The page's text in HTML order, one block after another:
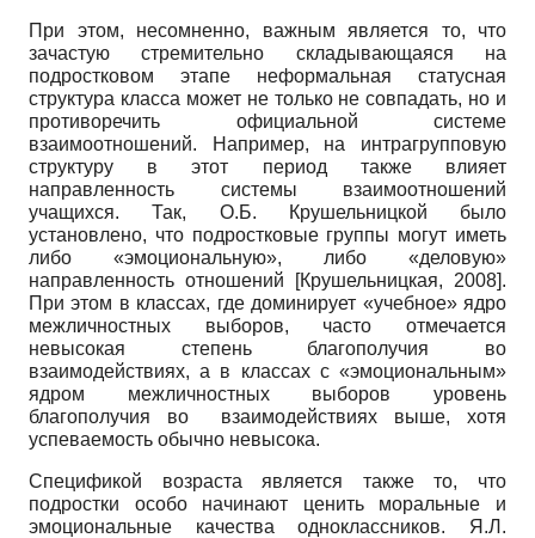
При этом, несомненно, важным является то, что
зачастую стремительно складывающаяся на
подростковом этапе неформальная статусная
структура класса может не только не совпадать, но и
противоречить официальной системе
взаимоотношений. Например, на интрагрупповую
структуру в этот период также влияет
направленность системы взаимоотношений
учащихся. Так, О.Б. Крушельницкой было
установлено, что подростковые группы могут иметь
либо «эмоциональную», либо «деловую»
направленность отношений
[Крушельницкая, 2008].
При этом в классах, где доминирует «учебное» ядро
межличностных выборов, часто отмечается
невысокая степень благополучия во
взаимодействиях, а в классах с «эмоциональным»
ядром межличностных выборов уровень
благополучия во взаимодействиях выше, хотя
успеваемость обычно невысока.
Спецификой возраста является также то, что
подростки особо начинают ценить моральные и
эмоциональные качества одноклассников. Я.Л.